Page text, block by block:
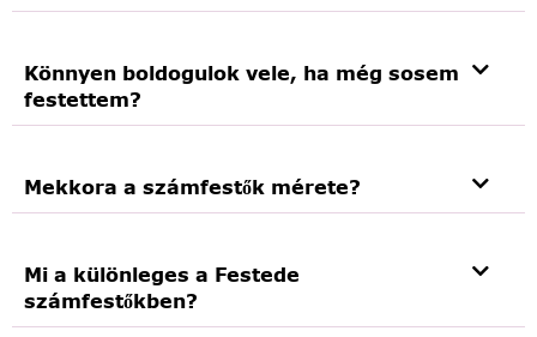
Könnyen boldogulok vele, ha még sosem
festettem?
Mekkora a számfestők mérete?
Mi a különleges a Festede
számfestőkben?